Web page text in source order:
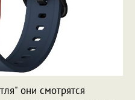
они смотрятся